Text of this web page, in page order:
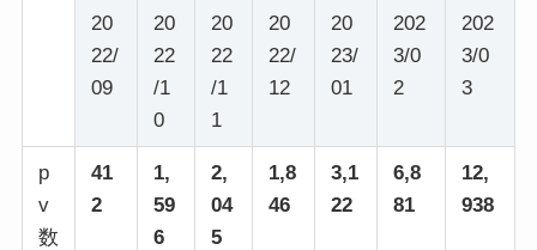
20
22/
09
20
22
/1
0
20
22
/1
1
20
22/
12
20
23/
01
202
3/0
2
202
3/0
3
p
v
数
41
2
1,
59
6
2,
04
5
1,8
46
3,1
22
6,8
81
12,
938